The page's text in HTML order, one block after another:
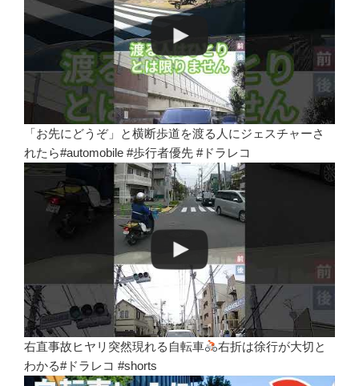
「お先にどうぞ」と横断歩道を渡る人にジェスチャーさ
れたら#automobile #歩行者優先 #ドラレコ
右直事故ヒヤリ突然現れる自転車
右折は徐行が大切と
わかる#ドラレコ #shorts